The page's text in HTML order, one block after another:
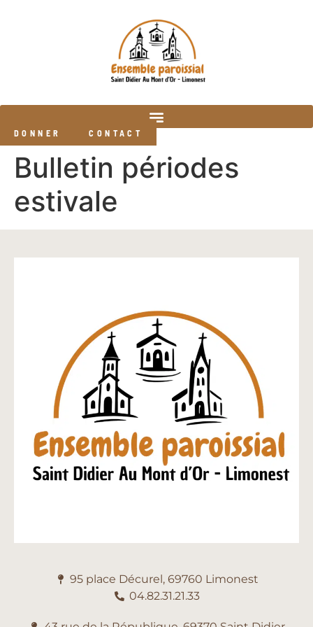
DONNER CONTACT
Bulletin périodes
estivale
95 place Décurel, 69760 Limonest
04.82.31.21.33